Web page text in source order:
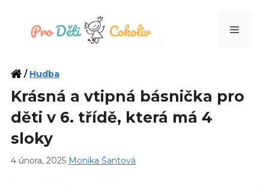
Menu
/ Hudba
Krásná a vtipná básnička pro
děti v 6. třídě, která má 4
sloky
4 února, 2025 Monika Šantová